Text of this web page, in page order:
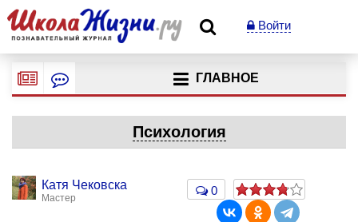
Войти
ГЛАВНОЕ
Психология
Катя Чековска
Мастер
0